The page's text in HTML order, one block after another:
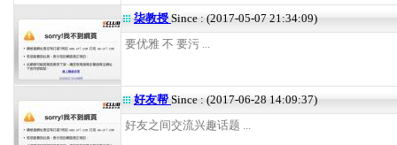
柒教授 Since : (2017-05-07 21:34:09)
要优雅 不 要污 ...
好友帮 Since : (2017-06-28 14:09:37)
好友之间交流兴趣话题 ...